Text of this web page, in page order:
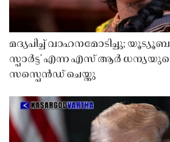
മദ്യപിച്ച് വാഹനമോടിച്ചു;
സ്പാർട്ട' എന്ന എസ് ആർ
സസ്പെൻഡ് ചെയ്തു ​​​​​​​